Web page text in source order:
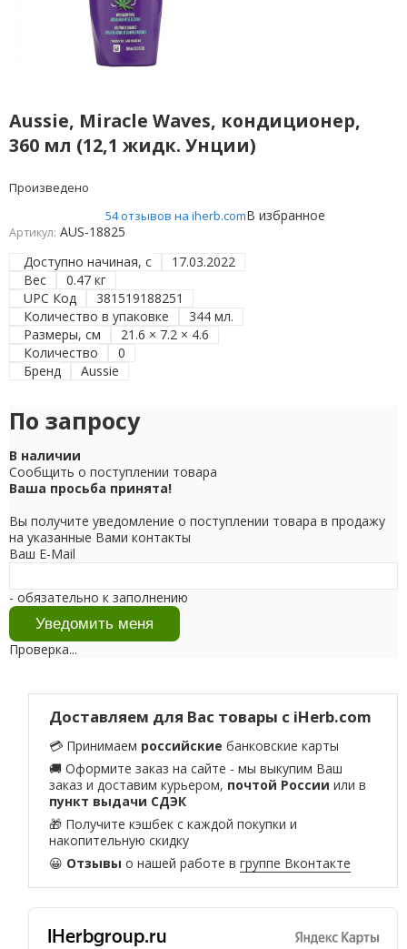
Aussie, Miracle Waves, кондиционер,
360 мл (12,1 жидк. Унции)
Произведено
54 отзывов на iherb.comВ избранное
Артикул: AUS-18825
Доступно начиная, с
17.03.2022
Вес
0.47 кг
UPC Код
381519188251
Количество в упаковке
344 мл.
Размеры, см
21.6 × 7.2 × 4.6
Количество
0
Бренд
Aussie
По запросу
В наличии
Сообщить о поступлении товара
Ваша просьба принята!
Вы получите уведомление о поступлении товара в продажу
на указанные Вами контакты
Ваш E-Mail
- обязательно к заполнению
Проверка...
Доставляем для Вас товары с iHerb.com
💳 Принимаем российские банковские карты
🚚 Оформите заказ на сайте - мы выкупим Ваш
заказ и доставим курьером, почтой России или в
пункт выдачи СДЭК
🎁 Получите кэшбек с каждой покупки и
накопительную скидку
😀 Отзывы о нашей работе вгруппе Вконтакте